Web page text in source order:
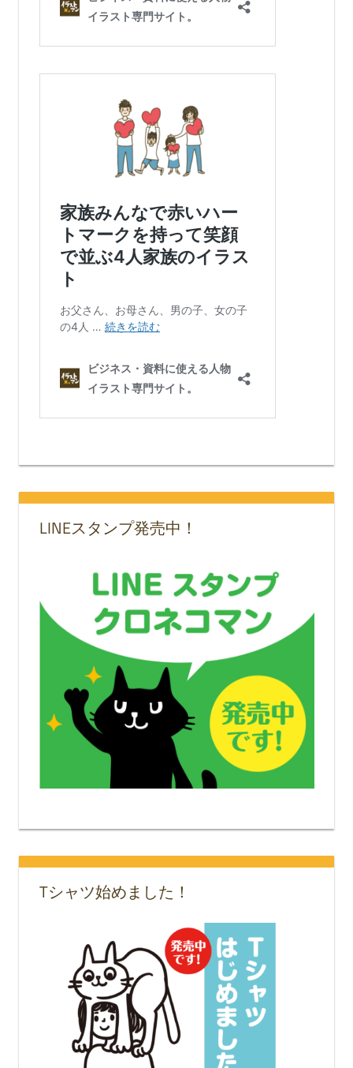
LINEスタンプ発売中！
Tシャツ始めました！